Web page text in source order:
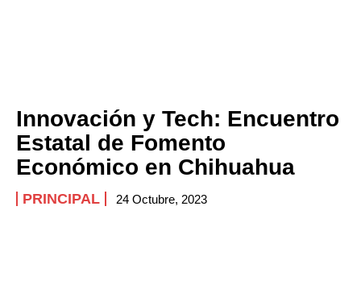
Innovación y Tech: Encuentro
Estatal de Fomento
Económico en Chihuahua
PRINCIPAL 24 Octubre, 2023